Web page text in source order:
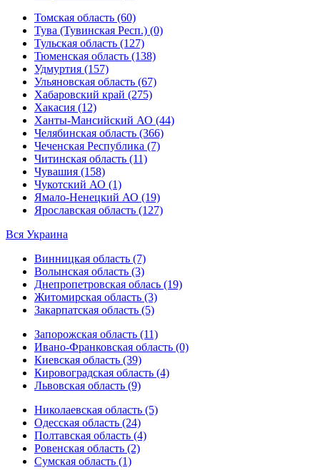
Томская область (60)
Тува (Тувинская Респ.) (0)
Тульская область (127)
Тюменская область (138)
Удмуртия (157)
Ульяновская область (67)
Хабаровский край (275)
Хакасия (12)
Ханты-Мансийский АО (44)
Челябинская область (366)
Чеченская Республика (7)
Читинская область (11)
Чувашия (158)
Чукотский АО (1)
Ямало-Ненецкий АО (19)
Ярославская область (127)
Вся Украина
Винницкая область (7)
Волынская область (3)
Днепропетровская облась (19)
Житомирская область (3)
Закарпатская область (5)
Запорожская область (11)
Ивано-Франковская область (0)
Киевская область (39)
Кировоградская область (4)
Львовская область (9)
Николаевская область (5)
Одесская область (24)
Полтавская область (4)
Ровенская область (2)
Сумская область (1)